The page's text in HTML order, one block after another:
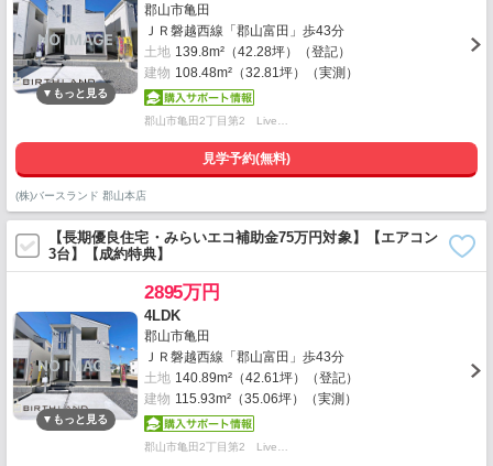
郡山市亀田
ＪＲ磐越西線「郡山富田」歩43分
土地 139.8m²（42.28坪）（登記）
建物 108.48m²（32.81坪）（実測）
郡山市亀田2丁目第2 Live…
見学予約(無料)
(株)バースランド 郡山本店
【長期優良住宅・みらいエコ補助金75万円対象】【エアコン
3台】【成約特典】
2895万円
4LDK
郡山市亀田
ＪＲ磐越西線「郡山富田」歩43分
土地 140.89m²（42.61坪）（登記）
建物 115.93m²（35.06坪）（実測）
郡山市亀田2丁目第2 Live…